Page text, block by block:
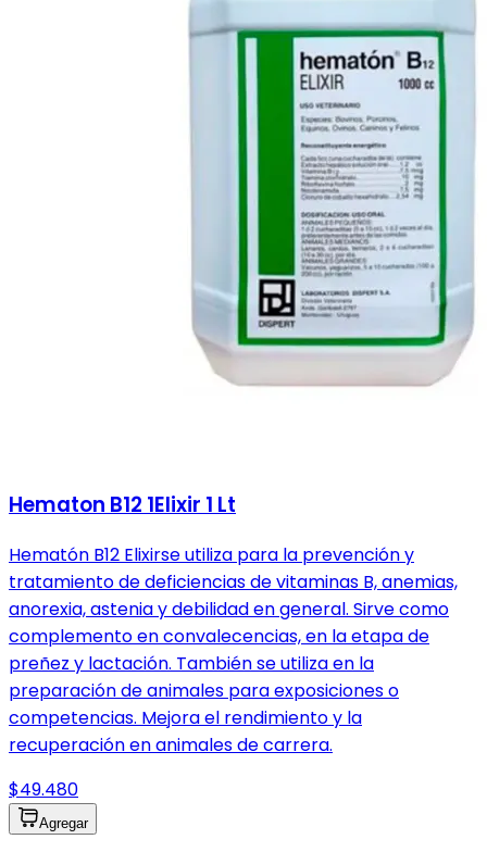
Hematon B12 1Elixir 1 Lt
Hematón B12 Elixirse utiliza para la prevención y
tratamiento de deficiencias de vitaminas B, anemias,
anorexia, astenia y debilidad en general. Sirve como
complemento en convalecencias, en la etapa de
preñez y lactación. También se utiliza en la
preparación de animales para exposiciones o
competencias. Mejora el rendimiento y la
recuperación en animales de carrera.
$49.480
Agregar